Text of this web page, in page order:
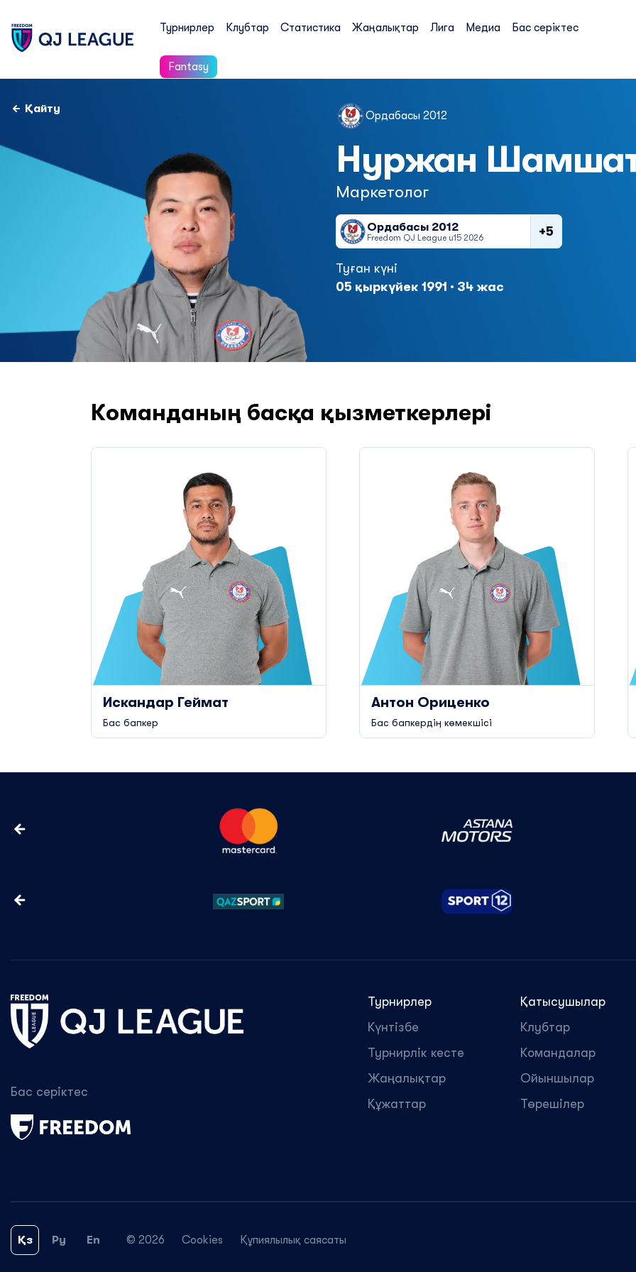
Турнирлер Клубтар Статистика Жаңалықтар Лига Медиа Бас серіктес
Fantasy
Қайту
Ордабасы 2012
Нуржан
Маркетолог
Ордабасы 2012
Freedom QJ League u15 2026 +5
Туған күні
05 қыркүйек 1991 · 34 жас
Команданың басқа қызметкерлері
Искандар Геймат
Бас бапкер
Антон Ориценко
Бас бапкердің көмекшісі
Бас серіктес
Турнирлер
Күнтізбе
Турнирлік кесте
Жаңалықтар
Құжаттар
Қатысушылар
Клубтар
Командалар
Ойыншылар
Төрешілер
Қз Ру En © 2026 Cookies Құпиялылық саясаты